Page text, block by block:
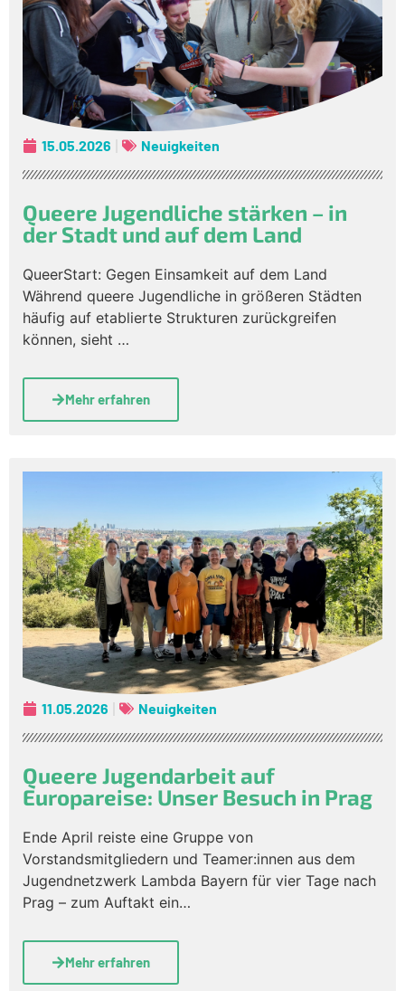
15.05.2026 Neuigkeiten
Queere Jugendliche stärken – in
der Stadt und auf dem Land
QueerStart: Gegen Einsamkeit auf dem Land
Während queere Jugendliche in größeren Städten
häufig auf etablierte Strukturen zurückgreifen
können, sieht …
Mehr erfahren
11.05.2026 Neuigkeiten
Queere Jugendarbeit auf
Europareise: Unser Besuch in Prag
Ende April reiste eine Gruppe von
Vorstandsmitgliedern und Teamer:innen aus dem
Jugendnetzwerk Lambda Bayern für vier Tage nach
Prag – zum Auftakt ein…
Mehr erfahren